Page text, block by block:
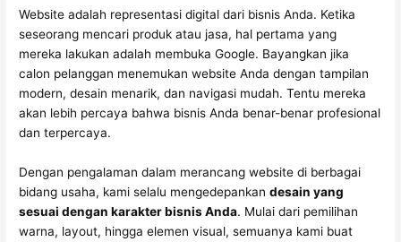
Website adalah representasi digital dari bisnis Anda. Ketika
seseorang mencari produk atau jasa, hal pertama yang
mereka lakukan adalah membuka Google. Bayangkan jika
calon pelanggan menemukan website Anda dengan tampilan
modern, desain menarik, dan navigasi mudah. Tentu mereka
akan lebih percaya bahwa bisnis Anda benar-benar profesional
dan terpercaya.
Dengan pengalaman dalam merancang website di berbagai
bidang usaha, kami selalu mengedepankandesain yang
sesuai dengan karakter bisnis Anda. Mulai dari pemilihan
warna, layout, hingga elemen visual, semuanya kami buat